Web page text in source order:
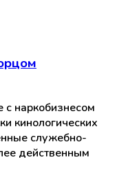
наркобизнесом
кинологических
служебно-
действенным